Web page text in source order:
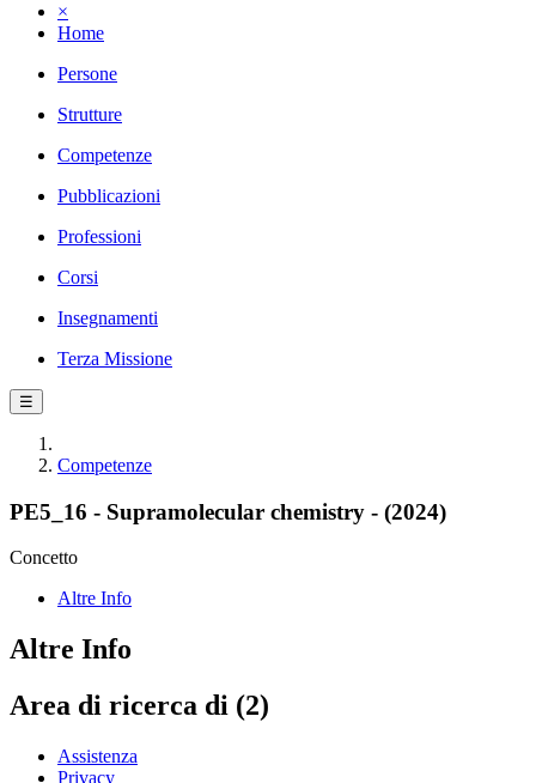
×
Home
Persone
Strutture
Competenze
Pubblicazioni
Professioni
Corsi
Insegnamenti
Terza Missione
☰
Competenze
PE5_16 - Supramolecular chemistry - (2024)
Concetto
Altre Info
Altre Info
Area di ricerca di (2)
Assistenza
Privacy